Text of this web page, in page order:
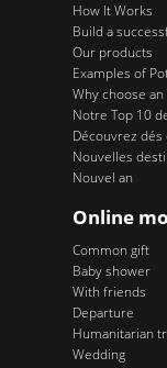
How It Works
Build a
Our products
Examples of
Why choose
Notre Top 10
Découvrez
Nouvelles
Nouvel an
Online
Common gift
Baby shower
With friends
Departure
Humanitarian
Wedding